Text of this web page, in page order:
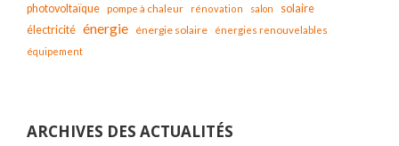
photovoltaïque pompe à chaleur rénovation salon solaire
électricité énergie énergie solaire
énergies renouvelables
équipement
ARCHIVES DES ACTUALITÉS